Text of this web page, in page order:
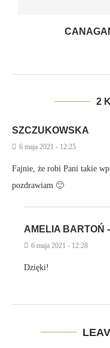
2
SZCZUKOWSKA
6 maja 2021 - 12:25
Fajnie, że robi Pani takie
pozdrawiam 🙂
AMELIA BARTOŃ
6 maja 2021 - 12:28
Dzięki!